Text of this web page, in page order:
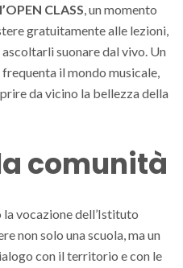
CLASS, un momento
gratuitamente alle lezioni,
suonare dal vivo. Un
il mondo musicale,
da vicino la bellezza della
comunità
vocazione dell’Istituto
non solo una scuola, ma un
con il territorio e con le